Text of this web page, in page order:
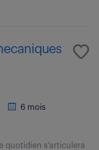
6 mois
quotidien s'articulera